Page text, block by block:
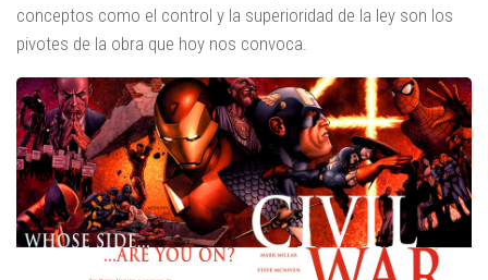
conceptos como el control y la superioridad de la ley son los
pivotes de la obra que hoy nos convoca.